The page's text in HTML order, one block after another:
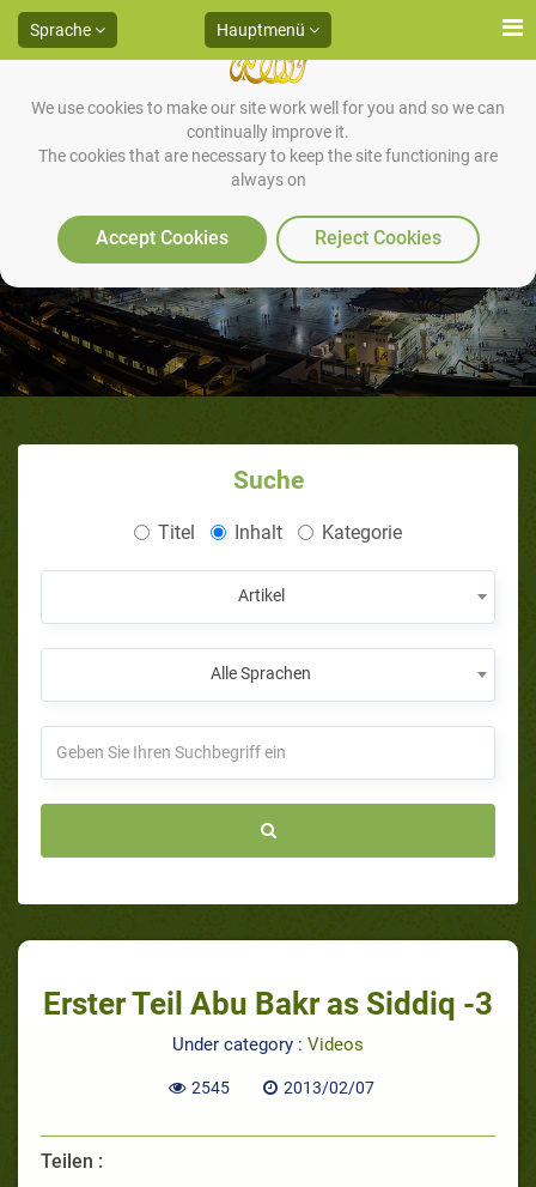
We use cookies to make our site work well for you and so we can
continually improve it.
The cookies that are necessary to keep the site functioning are
always on
Accept Cookies Reject Cookies
Sprache Hauptmenü
Erster Teil Abu Bakr as Siddiq -3
Suche
Titel Inhalt Kategorie
Artikel
Alle Sprachen
Erster Teil Abu Bakr as Siddiq -3
Under category : Videos
2545 2013/02/07
Teilen :